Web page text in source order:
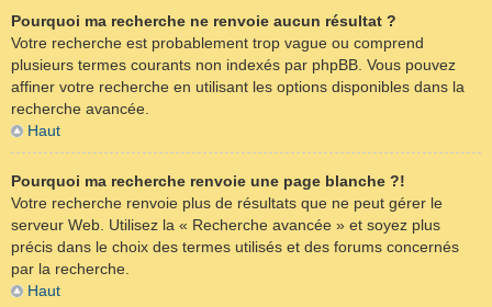
Pourquoi ma recherche ne renvoie aucun résultat ?
Votre recherche est probablement trop vague ou comprend
plusieurs termes courants non indexés par phpBB. Vous pouvez
affiner votre recherche en utilisant les options disponibles dans la
recherche avancée.
Haut
Pourquoi ma recherche renvoie une page blanche ?!
Votre recherche renvoie plus de résultats que ne peut gérer le
serveur Web. Utilisez la « Recherche avancée » et soyez plus
précis dans le choix des termes utilisés et des forums concernés
par la recherche.
Haut